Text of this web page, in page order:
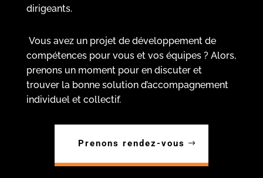
dirigeants.
Vous avez un projet de développement de
compétences pour vous et vos équipes ? Alors,
prenons un moment pour en discuter et
trouver la bonne solution d’accompagnement
individuel et collectif.
Prenons rendez-vous